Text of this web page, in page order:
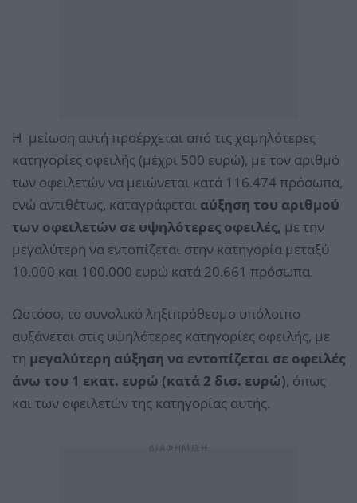
Η μείωση αυτή προέρχεται από τις χαμηλότερες
κατηγορίες οφειλής (μέχρι 500 ευρώ), με τον αριθμό
των οφειλετών να μειώνεται κατά 116.474 πρόσωπα,
ενώ αντιθέτως, καταγράφεται αύξηση του αριθμού
των οφειλετών σε υψηλότερες οφειλές, με την
μεγαλύτερη να εντοπίζεται στην κατηγορία μεταξύ
10.000 και 100.000 ευρώ κατά 20.661 πρόσωπα.
Ωστόσο, το συνολικό ληξιπρόθεσμο υπόλοιπο
αυξάνεται στις υψηλότερες κατηγορίες οφειλής, με
τη μεγαλύτερη αύξηση να εντοπίζεται σε οφειλές
άνω του 1 εκατ. ευρώ (κατά 2 δισ. ευρώ), όπως
και των οφειλετών της κατηγορίας αυτής.